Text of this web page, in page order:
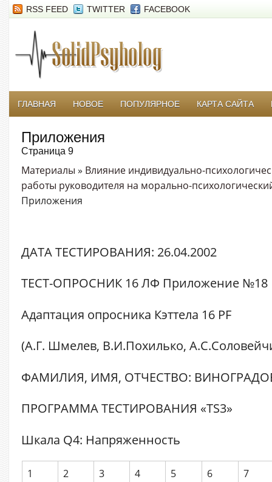
RSS FEED TWITTER FACEBOOK
ГЛАВНАЯ НОВОЕ ПОПУЛЯРНОЕ КАРТА САЙТА
Приложения
Страница 9
Материалы » Влияние индивидуально-
работы руководителя на морально-
Приложения
ДАТА ТЕСТИРОВАНИЯ: 26.04.2002
ТЕСТ-ОПРОСНИК 16 ЛФ Приложение №18
Адаптация опросника Кэттела 16 PF
(А.Г. Шмелев, В.И.Похилько,
ФАМИЛИЯ, ИМЯ, ОТЧЕСТВО:
ПРОГРАММА ТЕСТИРОВАНИЯ «TS3»
Шкала Q4: Напряженность
1 2 3 4 5 6 7